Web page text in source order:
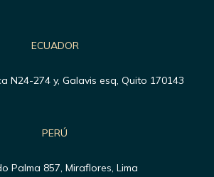
ECUADOR
N24-274 y, Galavis esq, Quito 170143
PERÚ
Palma 857, Miraflores, Lima